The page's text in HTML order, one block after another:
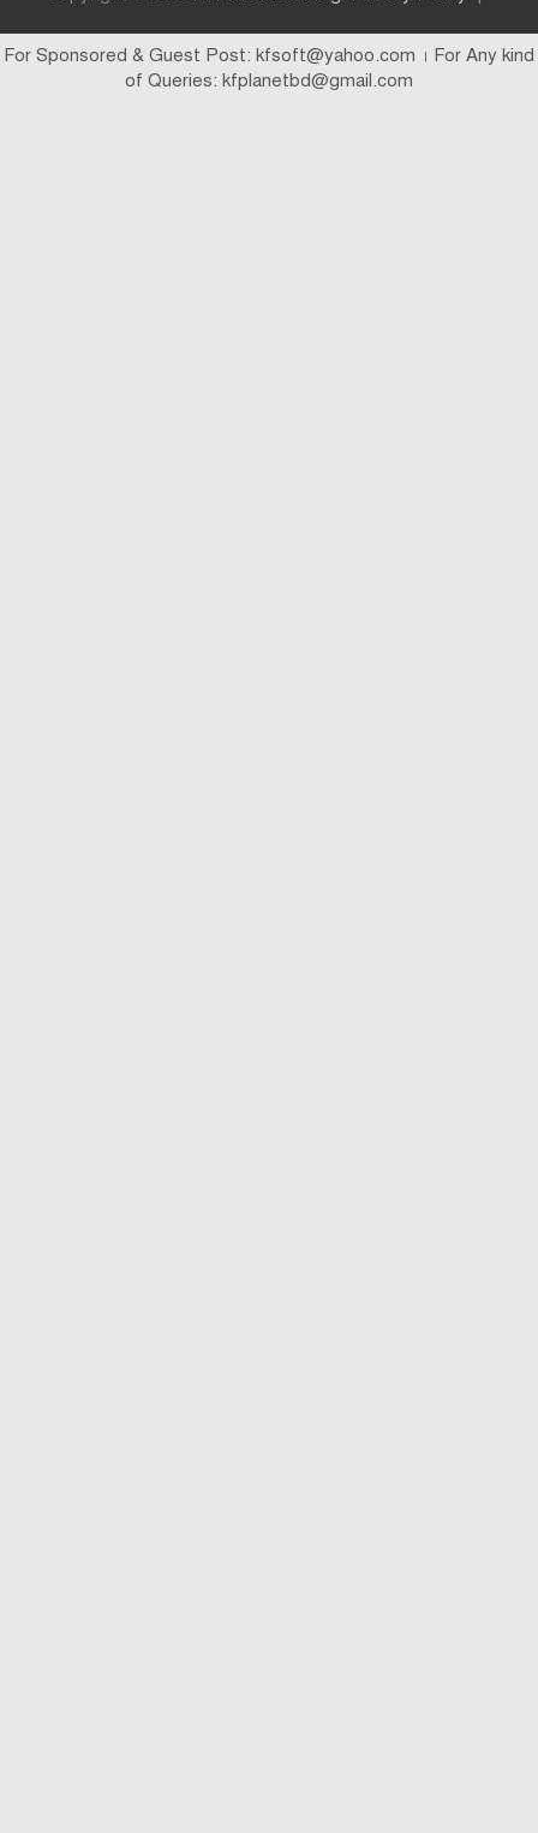
For Sponsored & Guest Post: kfsoft@yahoo.com । For Any kind
of Queries: kfplanetbd@gmail.com